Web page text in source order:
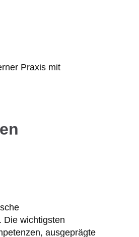
Die wichtigsten
ausgeprägte